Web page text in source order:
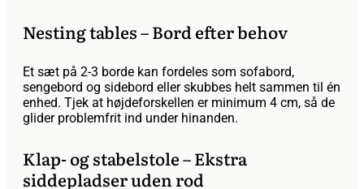
Nesting tables – Bord efter behov
Et sæt på 2-3 borde kan fordeles som sofabord,
sengebord og sidebord eller skubbes helt sammen til én
enhed. Tjek at højdeforskellen er minimum 4 cm, så de
glider problemfrit ind under hinanden.
Klap- og stabelstole – Ekstra
siddepladser uden rod